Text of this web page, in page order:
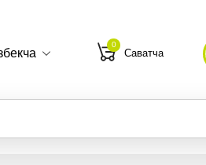
0
Саватча